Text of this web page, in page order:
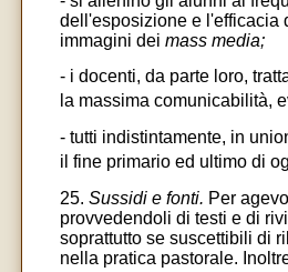
dell'esposizione e l'efficacia
immagini dei mass media;
- i docenti, da parte loro,
la massima comunicabilità,
- tutti indistintamente, in
il fine primario ed ultimo di
25. Sussidi e fonti. Per
provvedendoli di testi e di
soprattutto se suscettibili di
nella pratica pastorale.